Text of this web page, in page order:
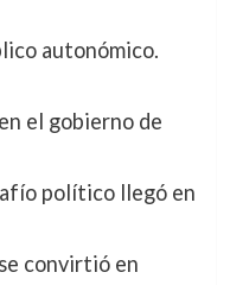
autonómico.
el gobierno de
político llegó en
convirtió en